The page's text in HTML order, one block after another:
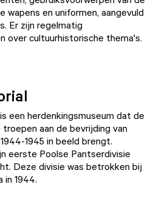
wapens en uniformen, aangevuld
Er zijn regelmatig
over cultuurhistorische thema's.
is een herdenkingsmuseum dat de
aan de bevrijding van
1945 in beeld brengt.
eerste Poolse Pantserdivisie
Deze divisie was betrokken bij
in 1944.